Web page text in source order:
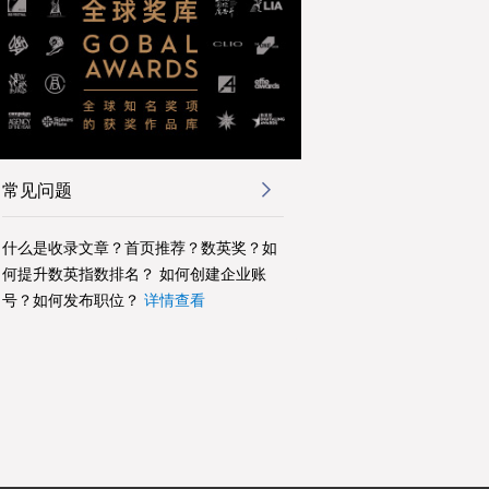
常见问题
什么是收录文章？首页推荐？数英奖？如
何提升数英指数排名？ 如何创建企业账
号？如何发布职位？ 详情查看